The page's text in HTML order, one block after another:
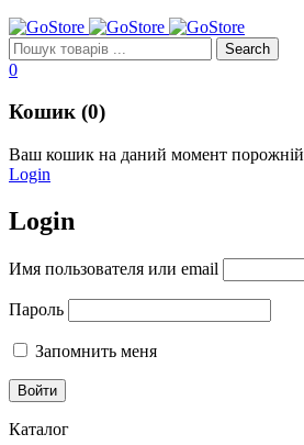
0
Кошик (0)
Ваш кошик на даний момент порожній
Login
Login
Имя пользователя или email
Пароль
Запомнить меня
Каталог